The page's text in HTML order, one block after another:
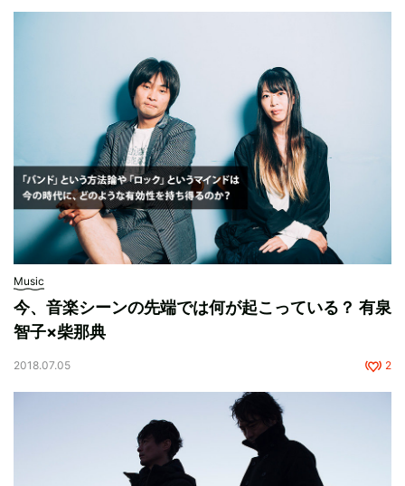
Music
今、音楽シーンの先端では何が起こっている？ 有泉
智子×柴那典
2018.07.05 2